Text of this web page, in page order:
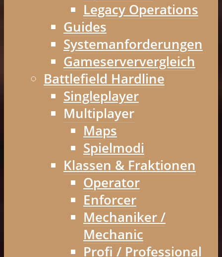
Legacy Operations
Guides
Systemanforderungen
Gameserververgleich
Battlefield Hardline
Singleplayer
Multiplayer
Maps
Spielmodi
Klassen & Fraktionen
Operator
Enforcer
Mechaniker /
Mechanic
Profi / Professional